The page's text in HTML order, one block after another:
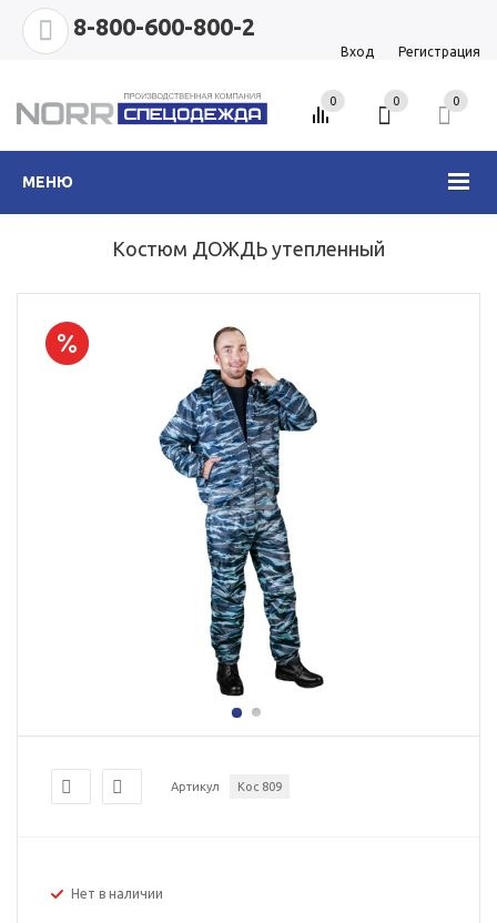
8-800-600-800-2
Вход Регистрация
МЕНЮ
0 0
0
Костюм ДОЖДЬ утепленный
Артикул Кос 809
Нет в наличии